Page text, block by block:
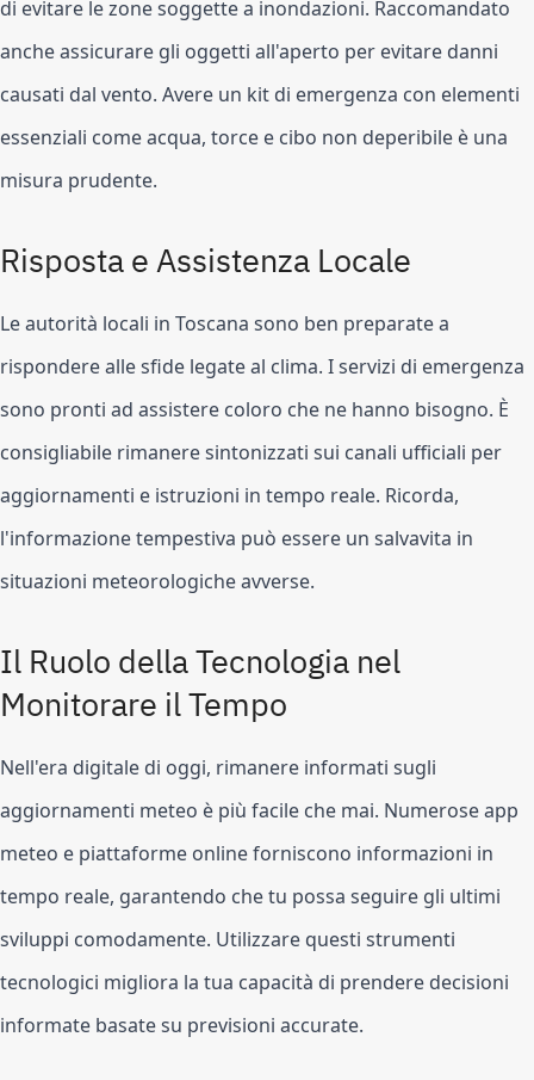
di evitare le zone soggette a inondazioni. Raccomandato
anche assicurare gli oggetti all'aperto per evitare danni
causati dal vento. Avere un kit di emergenza con elementi
essenziali come acqua, torce e cibo non deperibile è una
misura prudente.
Risposta e Assistenza Locale
Le autorità locali in Toscana sono ben preparate a
rispondere alle sfide legate al clima. I servizi di emergenza
sono pronti ad assistere coloro che ne hanno bisogno. È
consigliabile rimanere sintonizzati sui canali ufficiali per
aggiornamenti e istruzioni in tempo reale. Ricorda,
l'informazione tempestiva può essere un salvavita in
situazioni meteorologiche avverse.
Il Ruolo della Tecnologia nel
Monitorare il Tempo
Nell'era digitale di oggi, rimanere informati sugli
aggiornamenti meteo è più facile che mai. Numerose app
meteo e piattaforme online forniscono informazioni in
tempo reale, garantendo che tu possa seguire gli ultimi
sviluppi comodamente. Utilizzare questi strumenti
tecnologici migliora la tua capacità di prendere decisioni
informate basate su previsioni accurate.